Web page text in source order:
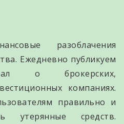
разоблачения
Ежедневно публикуем
о брокерских,
компаниях.
правильно и
утерянные средств.